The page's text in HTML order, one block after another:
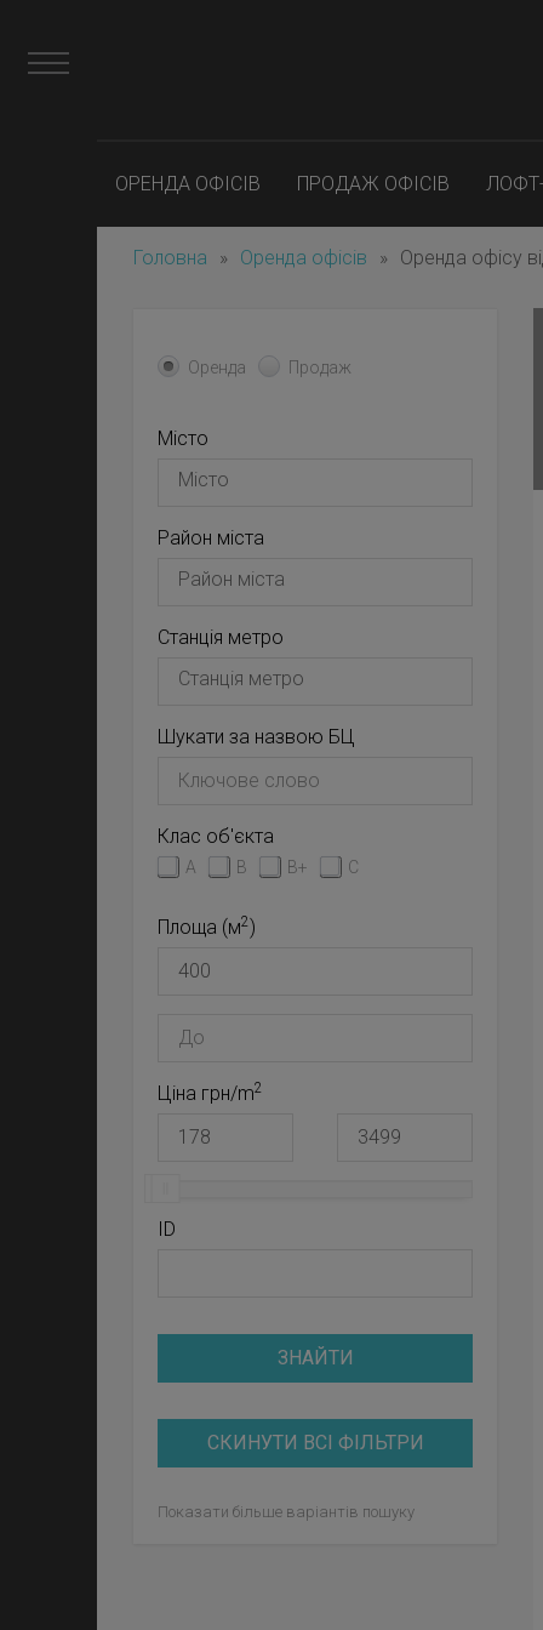
ОРЕНДА ОФІСІВ ПРОДАЖ ОФІСІВ
Головна » Оренда офісів » Оренда офісу
Оренда Продаж
Місто
Район міста
Станція метро
Шукати за назвою БЦ
Клас об'єкта
A B B+ C
Площа (м2)
Ціна грн/m2
ID
ЗНАЙТИ
СКИНУТИ ВСІ ФІЛЬТРИ
Показати більше варіантів пошуку